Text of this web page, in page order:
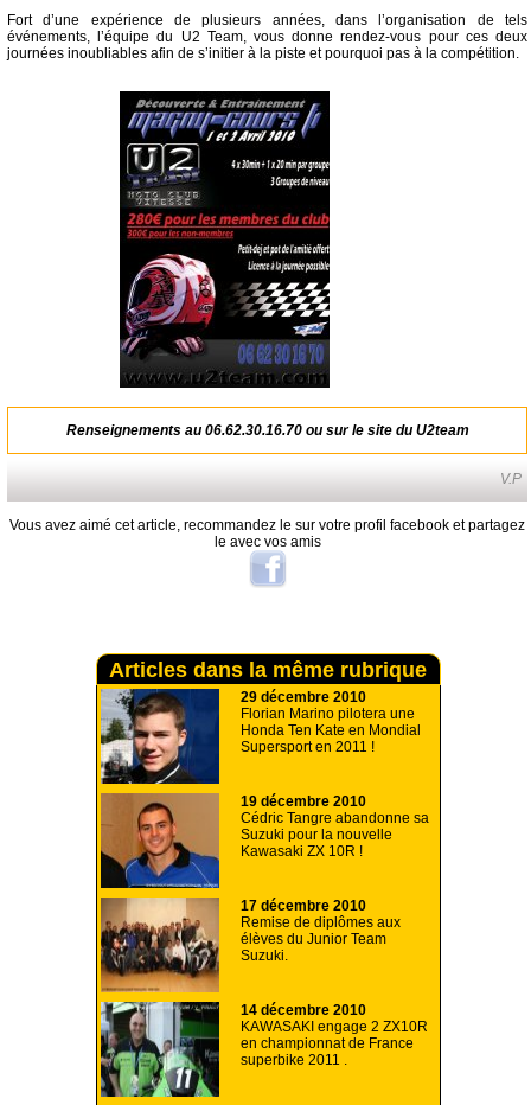
Fort d’une expérience de plusieurs années, dans l’organisation de tels
événements, l’équipe du U2 Team, vous donne rendez-vous pour ces deux
journées inoubliables afin de s’initier à la piste et pourquoi pas à la compétition.
Renseignements au 06.62.30.16.70 ou sur le site du U2team
V.P
Vous avez aimé cet article, recommandez le sur votre profil facebook et partagez
le avec vos amis
Articles dans la même rubrique
29 décembre 2010
Florian Marino pilotera une
Honda Ten Kate en Mondial
Supersport en 2011 !
19 décembre 2010
Cédric Tangre abandonne sa
Suzuki pour la nouvelle
Kawasaki ZX 10R !
17 décembre 2010
Remise de diplômes aux
élèves du Junior Team
Suzuki.
14 décembre 2010
KAWASAKI engage 2 ZX10R
en championnat de France
superbike 2011 .